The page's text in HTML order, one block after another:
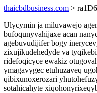
thaicbdbusiness.com >
Ulycymin ja miluvawejo
bufoqunyvahijaxe acan
agebuvudijifer bogy
zixujikudehedyde va
ridefoqicyce ewakiz
ymagavygec etuhuzaveq
qibixunoxerozari
sotahicahyte